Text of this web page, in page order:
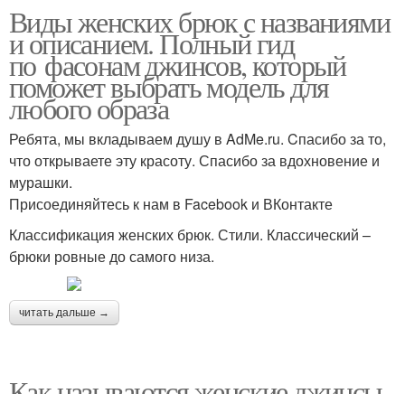
Виды женских брюк с названиями
и описанием. Полный гид
по фасонам джинсов, который
поможет выбрать модель для
любого образа
Ребята, мы вкладываем душу в AdMe.ru. Cпасибо за то,
что открываете эту красоту. Спасибо за вдохновение и
мурашки.
Присоединяйтесь к нам в Facebook и ВКонтакте
Классификация женских брюк. Стили. Классический –
брюки ровные до самого низа.
читать дальше →